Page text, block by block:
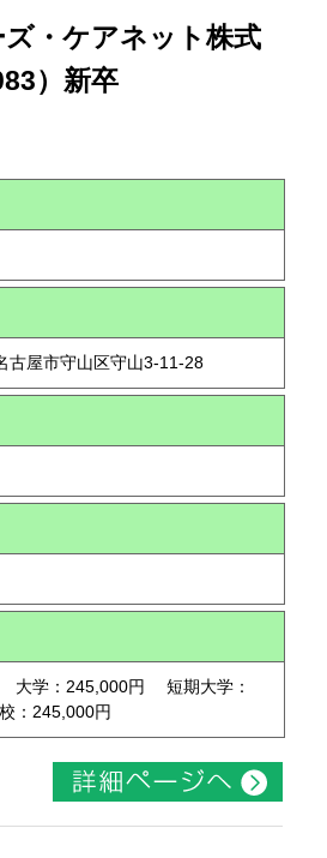
・ケアネット株式
）新卒
古屋市守山区守山3-11-28
大学：245,000円 短期大学：
：245,000円